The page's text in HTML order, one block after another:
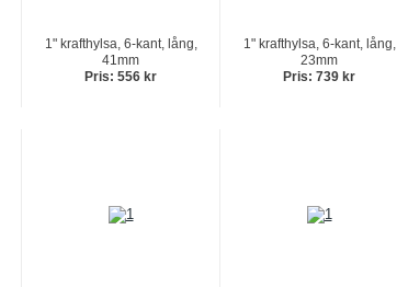
1" krafthylsa, 6-kant, lång,
41mm
Pris: 556 kr
1" krafthylsa, 6-kant, lång,
23mm
Pris: 739 kr